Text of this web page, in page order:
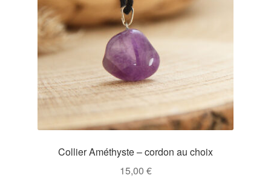
Collier Améthyste – cordon au choix
15,00 €